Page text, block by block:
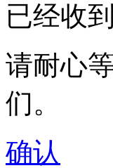
已经收
请耐心
们。
确认